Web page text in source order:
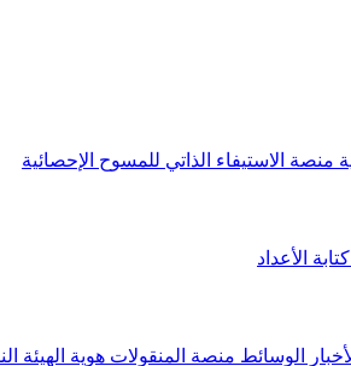
منصة الاستيفاء الذاتي للمسوح الإحصائية
الأعداد
الوسائط منصة المنقولات هوية الهيئة